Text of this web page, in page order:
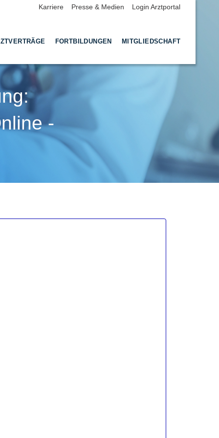
FORTBILDUNGEN MITGLIEDSCHAFT
Karriere Presse & Medien Login Arztportal
-